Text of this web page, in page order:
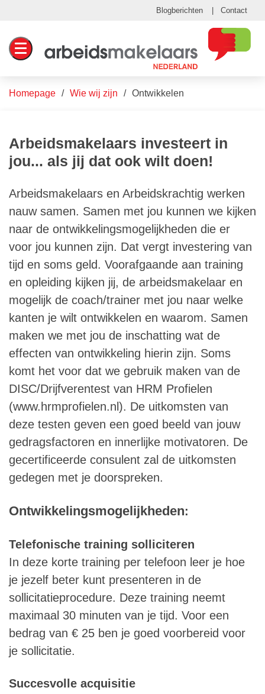
Blogberichten Contact
Toggle navigation
Homepage Wie wij zijn Ontwikkelen
Arbeidsmakelaars investeert in
jou... als jij dat ook wilt doen!
Arbeidsmakelaars en Arbeidskrachtig werken
nauw samen. Samen met jou kunnen we kijken
naar de ontwikkelingsmogelijkheden die er
voor jou kunnen zijn. Dat vergt investering van
tijd en soms geld. Voorafgaande aan training
en opleiding kijken jij, de arbeidsmakelaar en
mogelijk de coach/trainer met jou naar welke
kanten je wilt ontwikkelen en waarom. Samen
maken we met jou de inschatting wat de
effecten van ontwikkeling hierin zijn. Soms
komt het voor dat we gebruik maken van de
DISC/Drijfverentest van HRM Profielen
(www.hrmprofielen.nl). De uitkomsten van
deze testen geven een goed beeld van jouw
gedragsfactoren en innerlijke motivatoren. De
gecertificeerde consulent zal de uitkomsten
gedegen met je doorspreken.
Ontwikkelingsmogelijkheden:
Telefonische training solliciteren
In deze korte training per telefoon leer je hoe
je jezelf beter kunt presenteren in de
sollicitatieprocedure. Deze training neemt
maximaal 30 minuten van je tijd. Voor een
bedrag van € 25 ben je goed voorbereid voor
je sollicitatie.
Succesvolle acquisitie